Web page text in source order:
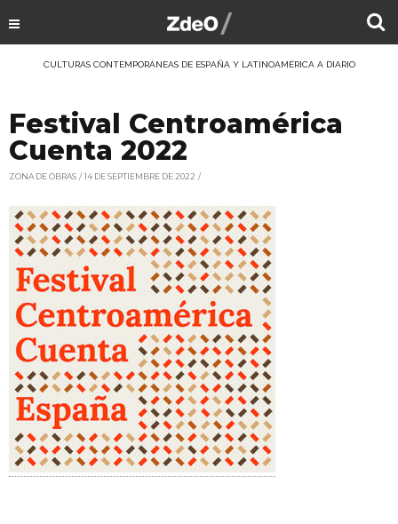
CULTURAS CONTEMPORÁNEAS DE ESPAÑA Y LATINOAMÉRICA A DIARIO
Festival Centroamérica
Cuenta 2022
ZONA DE OBRAS 14 DE SEPTIEMBRE DE 2022